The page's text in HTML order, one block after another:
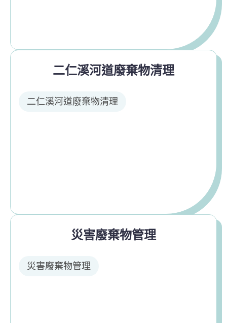
二仁溪河道廢棄物清理
二仁溪河道廢棄物清理
災害廢棄物管理
災害廢棄物管理